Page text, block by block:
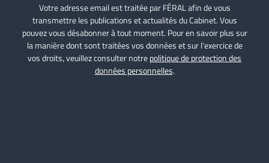
Votre adresse email est traitée par FÉRAL afin de vous
transmettre les publications et actualités du Cabinet. Vous
pouvez vous désabonner à tout moment. Pour en savoir plus sur
la manière dont sont traitées vos données et sur l’exercice de
vos droits, veuillez consulter notrepolitique de protection des
données personnelles.